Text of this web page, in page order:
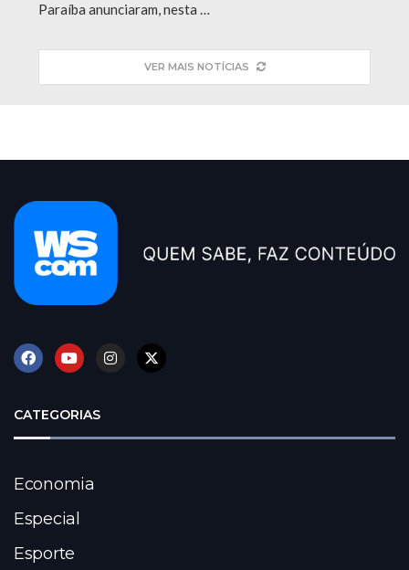
Paraíba anunciaram, nesta …
VER MAIS NOTÍCIAS
CATEGORIAS
Economia
Especial
Esporte